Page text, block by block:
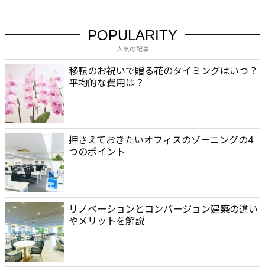
POPULARITY
人気の記事
移転のお祝いで贈る花のタイミングはいつ？
平均的な費用は？
押さえておきたいオフィスのゾーニングの4
つのポイント
リノベーションとコンバージョン建築の違い
やメリットを解説